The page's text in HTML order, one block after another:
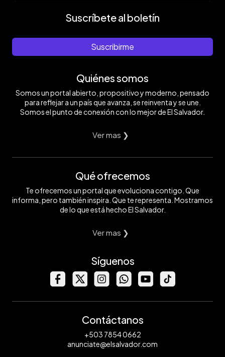
Suscríbete al boletín
Suscribirme
Quiénes somos
Somos un portal abierto, propositivo y moderno, pensado
para reflejar a un país que avanza, se reinventa y se une.
Somos el punto de conexión con lo mejor de El Salvador.
Ver mas ❯
Qué ofrecemos
Te ofrecemos un portal que evoluciona contigo. Que
informa, pero también inspira. Que te representa. Mostramos
de lo que está hecho El Salvador.
Ver mas ❯
Síguenos
Contáctanos
+503 7854 0662
anunciate@elsalvador.com